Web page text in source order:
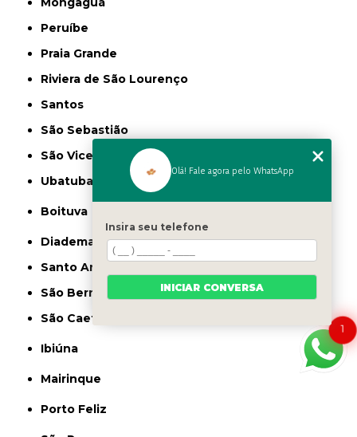
Peruíbe
Praia Grande
Riviera de São Lourenço
Santos
São Sebastião
São Vicente
Ubatuba
Boituva
Diadema
Santo André
São Bernardo do Campo
São Caetano do Sul
Ibiúna
Mairinque
Porto Feliz
1
Olá! Fale agora pelo WhatsApp
Insira seu telefone
INICIAR CONVERSA